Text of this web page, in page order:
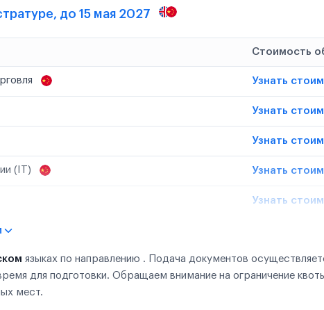
до 15 мая 2027
Стоимость
Узнать
Узнать
Узнать
(IT) Узнать
Узнать
языках по направлению . Подача документов
для подготовки. Обращаем внимание на ограничение
мест.